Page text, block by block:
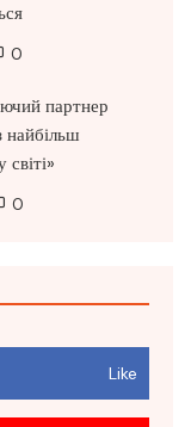
0
партнер
найбільш
0
Like